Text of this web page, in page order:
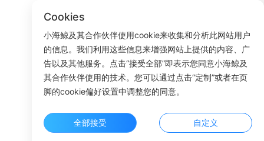
ROOM
Cookies
小海鲸及其合作伙伴使用cookie来收集和分析此网站用户
的信息。我们利用这些信息来增强网站上提供的内容、广
告以及其他服务。点击“接受全部”即表示您同意小海鲸及
其合作伙伴使用的技术。您可以通过点击“定制”或者在页
脚的cookie偏好设置中调整您的同意。
全部接受 自定义